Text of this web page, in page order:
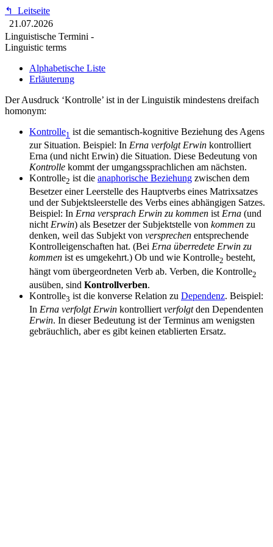
↰
Leitseite
21.07.2026
Linguistische Termini -
Linguistic terms
Alphabetische Liste
Erläuterung
Der Ausdruck ‘Kontrolle’ ist in der Linguistik mindestens dreifach
homonym:
Kontrolle1 ist die semantisch-kognitive Beziehung des Agens
zur Situation. Beispiel: In Erna verfolgt Erwin kontrolliert
Erna (und nicht Erwin) die Situation. Diese Bedeutung von
Kontrolle kommt der umgangssprachlichen am nächsten.
Kontrolle2 ist die anaphorische Beziehung zwischen dem
Besetzer einer Leerstelle des Hauptverbs eines Matrixsatzes
und der Subjektsleerstelle des Verbs eines abhängigen Satzes.
Beispiel: In Erna versprach Erwin zu kommen ist Erna (und
nicht Erwin) als Besetzer der Subjektstelle von kommen zu
denken, weil das Subjekt von versprechen entsprechende
Kontrolleigenschaften hat. (Bei Erna überredete Erwin zu
kommen ist es umgekehrt.) Ob und wie Kontrolle2 besteht,
hängt vom übergeordneten Verb ab. Verben, die Kontrolle2
ausüben, sind Kontrollverben.
Kontrolle3 ist die konverse Relation zu Dependenz. Beispiel:
In Erna verfolgt Erwin kontrolliert verfolgtden Dependenten
Erwin. In dieser Bedeutung ist der Terminus am wenigsten
gebräuchlich, aber es gibt keinen etablierten Ersatz.